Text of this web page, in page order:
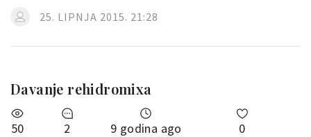
25. LIPNJA 2015. 21:28
Davanje rehidromixa
50 2 9 godina ago 0